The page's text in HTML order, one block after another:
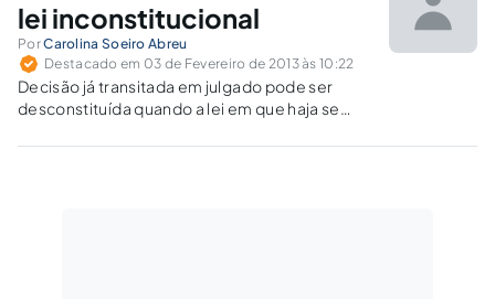
lei inconstitucional
PorCarolina Soeiro Abreu
Destacado em 03 de Fevereiro de 2013 às 10:22
Decisão já transitada em julgado pode ser
desconstituída quando a lei em que haja se
declarada inconstitucional pelo STF em sede